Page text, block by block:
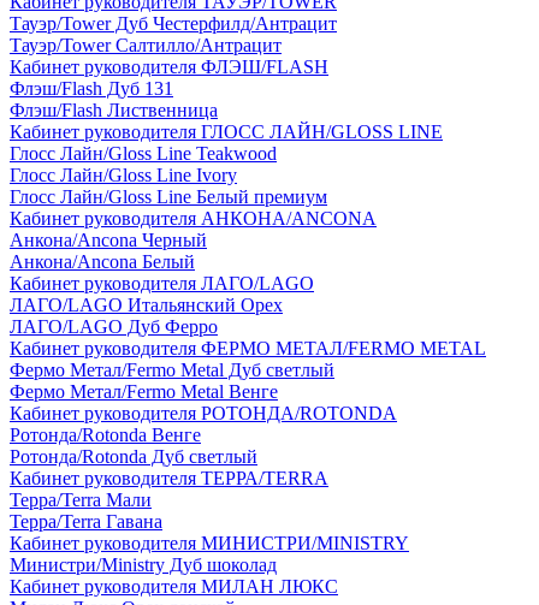
Тауэр/Tower Дуб Честерфилд/Антрацит
Тауэр/Tower Салтилло/Антрацит
Кабинет руководителя ФЛЭШ/FLASH
Флэш/Flash Дуб 131
Флэш/Flash Лиственница
Кабинет руководителя ГЛОСС ЛАЙН/GLOSS LINE
Глосс Лайн/Gloss Line Teakwood
Глосс Лайн/Gloss Line Ivory
Глосс Лайн/Gloss Line Белый премиум
Кабинет руководителя АНКОНА/ANCONA
Анкона/Ancona Черный
Анкона/Ancona Белый
Кабинет руководителя ЛАГО/LAGO
ЛАГО/LAGO Итальянский Орех
ЛАГО/LAGO Дуб Ферро
Кабинет руководителя ФЕРМО МЕТАЛ/FERMO METAL
Фермо Метал/Fermo Metal Дуб светлый
Фермо Метал/Fermo Metal Венге
Кабинет руководителя РОТОНДА/ROTONDA
Ротонда/Rotonda Венге
Ротонда/Rotonda Дуб светлый
Кабинет руководителя ТЕРРА/TERRA
Терра/Terra Мали
Терра/Terra Гавана
Кабинет руководителя МИНИСТРИ/MINISTRY
Министри/Ministry Дуб шоколад
Кабинет руководителя МИЛАН ЛЮКС